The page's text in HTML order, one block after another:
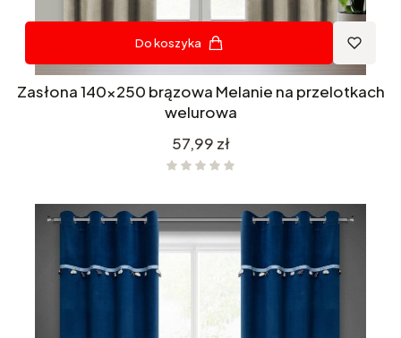
Do koszyka
Zasłona 140x250 brązowa Melanie na przelotkach
welurowa
Cena
57,99 zł